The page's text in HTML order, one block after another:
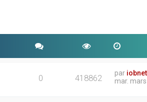
0 418862 par iobnet
mar.